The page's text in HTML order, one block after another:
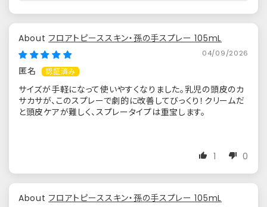
フロアトピーススキン・孫の手スプレー 105mL
04/09/2026
匿名
サイズが手軽になって使いやすくなりました。乳児の頭皮のカ
サカサが、このスプレーで劇的に改善してびっくり！クリームだ
と頭皮ケアが難しく、スプレータイプは重宝します。
1 0
フロアトピーススキン・孫の手スプレー 105mL